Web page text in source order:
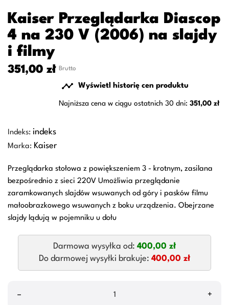
Kaiser Przeglądarka Diascop
4 na 230 V (2006) na slajdy
i filmy
351,00 zł Brutto
 Wyświetl historię cen produktu
Najniższa cena w ciągu ostatnich 30 dni: 351,00 zł
Indeks: indeks
Marka: Kaiser
Przeglądarka stołowa z powiększeniem 3 - krotnym, zasilana
bezpośrednio z sieci 220V Umożliwia przeglądanie
zaramkowanych slajdów wsuwanych od góry i pasków filmu
małoobrazkowego wsuwanych z boku urządzenia. Obejrzane
slajdy lądują w pojemniku u dołu
Darmowa wysyłka od: 400,00 zł
Do darmowej wysyłki brakuje: 400,00 zł
– +